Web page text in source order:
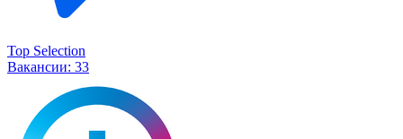
Top Selection
Вакансии: 33